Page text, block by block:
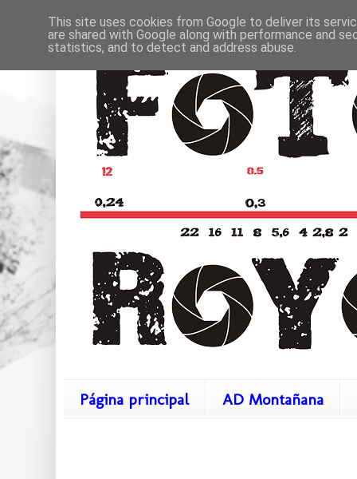
Página principal AD Montañana
This site uses cookies from Google to deliver its
are shared with Google along with performance and
statistics, and to detect and address abuse.